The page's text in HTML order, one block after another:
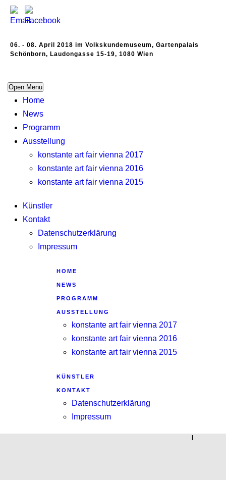
06. - 08. April 2018 im Volkskundemuseum, Gartenpalais
Schönborn, Laudongasse 15-19, 1080 Wien
Open Menu
Home
News
Programm
Ausstellung
konstante art fair vienna 2017
konstante art fair vienna 2016
konstante art fair vienna 2015
Künstler
Kontakt
Datenschutzerklärung
Impressum
HOME
NEWS
PROGRAMM
AUSSTELLUNG
konstante art fair vienna 2017
konstante art fair vienna 2016
konstante art fair vienna 2015
KÜNSTLER
KONTAKT
Datenschutzerklärung
Impressum
|